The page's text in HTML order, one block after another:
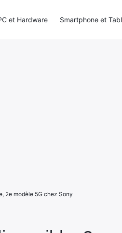
2e modèle 5G chez Sony
et Hardware Smartphone et